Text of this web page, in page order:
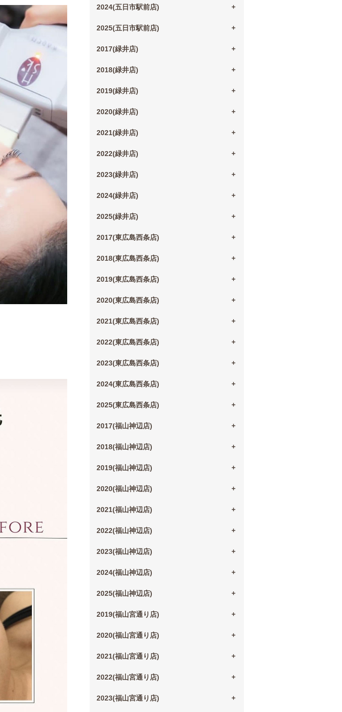
2024(五日市駅前店)
2025(五日市駅前店)
2017(緑井店)
2018(緑井店)
2019(緑井店)
2020(緑井店)
2021(緑井店)
2022(緑井店)
2023(緑井店)
2024(緑井店)
2025(緑井店)
2017(東広島西条店)
2018(東広島西条店)
2019(東広島西条店)
2020(東広島西条店)
2021(東広島西条店)
2022(東広島西条店)
2023(東広島西条店)
2024(東広島西条店)
2025(東広島西条店)
2017(福山神辺店)
2018(福山神辺店)
2019(福山神辺店)
2020(福山神辺店)
2021(福山神辺店)
2022(福山神辺店)
2023(福山神辺店)
2024(福山神辺店)
2025(福山神辺店)
2019(福山宮通り店)
2020(福山宮通り店)
2021(福山宮通り店)
2022(福山宮通り店)
2023(福山宮通り店)